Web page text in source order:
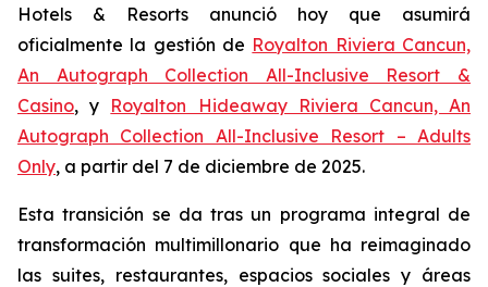
Hotels & Resorts anunció hoy que asumirá
oficialmente la gestión de Royalton Riviera Cancun,
An Autograph Collection All-Inclusive Resort &
Casino, y Royalton Hideaway Riviera Cancun, An
Autograph Collection All-Inclusive Resort – Adults
Only, a partir del 7 de diciembre de 2025.
Esta transición se da tras un programa integral de
transformación multimillonario que ha reimaginado
las suites, restaurantes, espacios sociales y áreas